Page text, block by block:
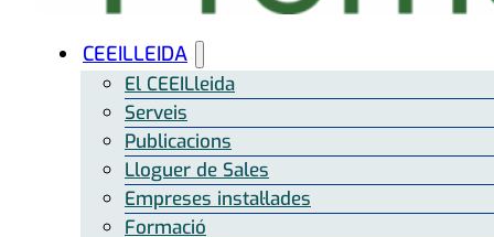
CEEILLEIDA
El CEEILleida
Serveis
Publicacions
Lloguer de Sales
Empreses instal·lades
Formació